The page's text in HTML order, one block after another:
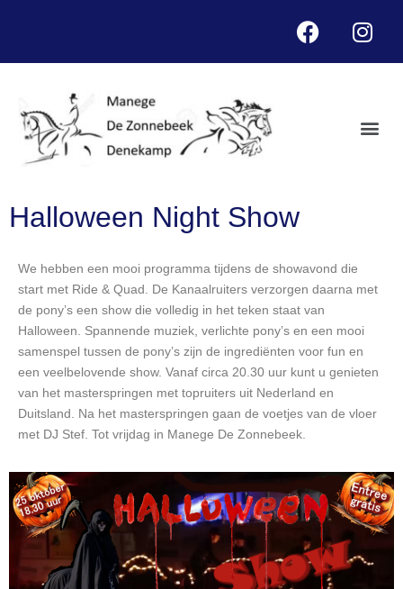
Halloween Night Show
We hebben een mooi programma tijdens de showavond die
start met Ride & Quad. De Kanaalruiters verzorgen daarna met
de pony’s een show die volledig in het teken staat van
Halloween. Spannende muziek, verlichte pony’s en een mooi
samenspel tussen de pony’s zijn de ingrediënten voor fun en
een veelbelovende show. Vanaf circa 20.30 uur kunt u genieten
van het masterspringen met topruiters uit Nederland en
Duitsland. Na het masterspringen gaan de voetjes van de vloer
met DJ Stef. Tot vrijdag in Manege De Zonnebeek.